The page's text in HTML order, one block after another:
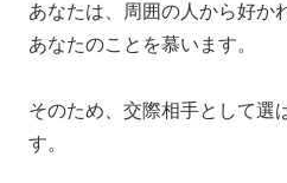
あなたは、周囲の人から好か
あなたのことを慕います。
そのため、交際相手として選
す。